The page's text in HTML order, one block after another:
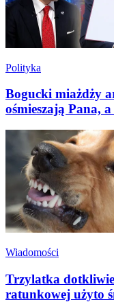
Polityka
Bogucki miażdży
ośmieszają Pana,
Wiadomości
Trzylatka
ratunkowej użyto